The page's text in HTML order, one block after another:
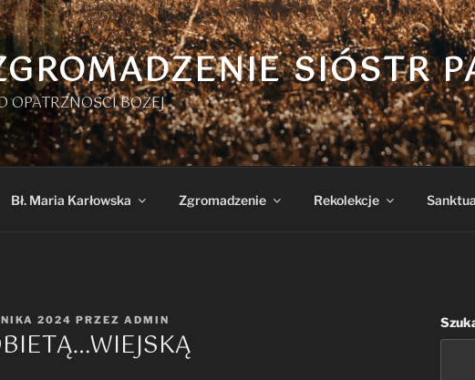
SIÓSTR
OPATRZNOŚCI BOŻEJ
Bł. Maria Karłowska Zgromadzenie Rekolekcje
2024 PRZEZ ADMIN